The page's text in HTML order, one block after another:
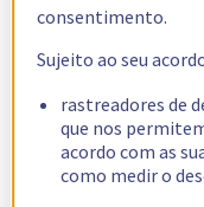
consentimento.
Sujeito ao seu
rastreadores de
que nos
acordo com as
como medir o